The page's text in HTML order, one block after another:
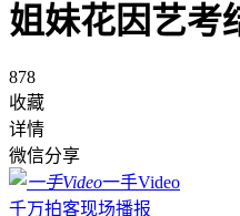
姐妹花因艺考
878
收藏
详情
微信分享
一手Video
千万拍客现场播报